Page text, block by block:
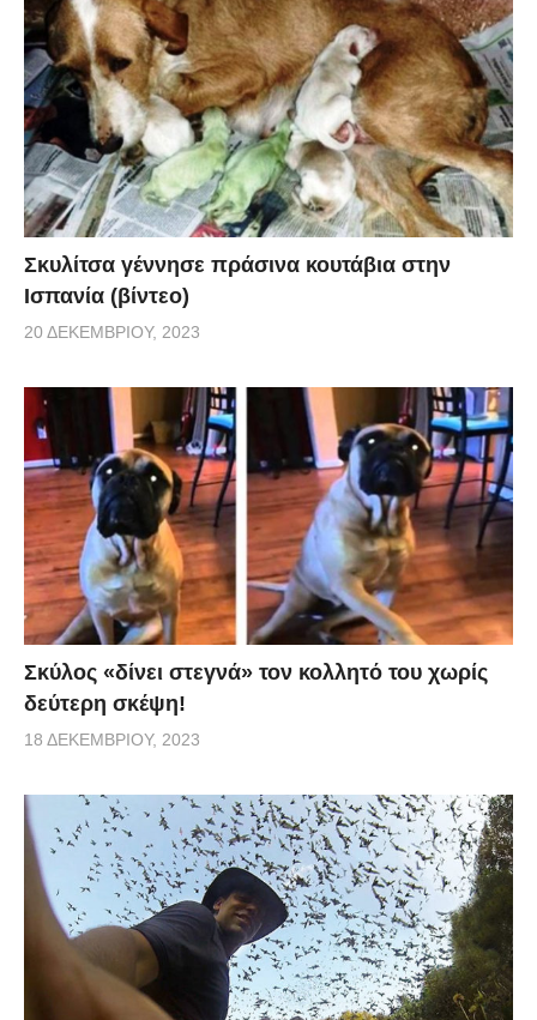
Σκυλίτσα γέννησε πράσινα κουτάβια στην
Ισπανία (βίντεο)
20 ΔΕΚΕΜΒΡΊΟΥ, 2023
Σκύλος «δίνει στεγνά» τον κολλητό του χωρίς
δεύτερη σκέψη!
18 ΔΕΚΕΜΒΡΊΟΥ, 2023